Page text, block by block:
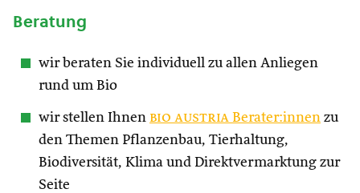
Beratung
wir beraten Sie individuell zu allen Anliegen
rund um Bio
wir stellen Ihnen bio austria Berater:innen zu
den Themen Pflanzenbau, Tierhaltung,
Biodiversität, Klima und Direktvermarktung zur
Seite